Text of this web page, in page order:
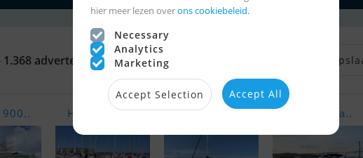
advertenties Terug naar zoeken Zoek
Hallberg-Ra.. Elan 310 Fairline Ta..
hier meer lezen overons cookiebeleid.
Necessary
Analytics
Marketing
Accept Selection Accept All